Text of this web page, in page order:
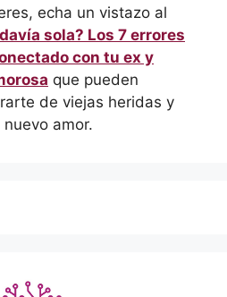
echa un vistazo al
sola? Los 7 errores
con tu ex y
que pueden
de viejas heridas y
amor.